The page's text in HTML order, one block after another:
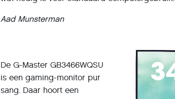
Aad Munsterman
De G-Master GB3466WQSU
is een gaming-monitor pur
sang. Daar hoort een